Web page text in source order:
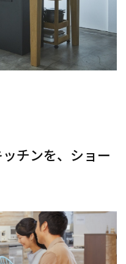
チンを、ショー